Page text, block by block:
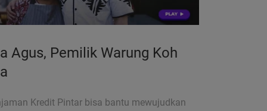
Agus, Pemilik Warung Koh
Kredit Pintar bisa bantu mewujudkan